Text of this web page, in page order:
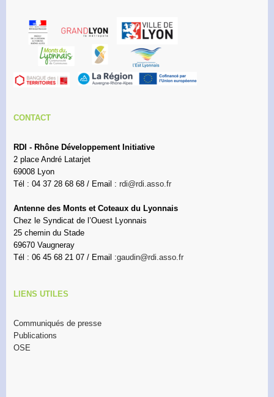
CONTACT
RDI - Rhône Développement Initiative
2 place André Latarjet
69008 Lyon
Tél : 04 37 28 68 68 / Email : rdi@rdi.asso.fr
Antenne des Monts et Coteaux du Lyonnais
Chez le Syndicat de l’Ouest Lyonnais
25 chemin du Stade
69670 Vaugneray
Tél : 06 45 68 21 07 / Email :gaudin@rdi.asso.fr
LIENS UTILES
Communiqués de presse
Publications
OSE